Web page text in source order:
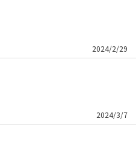
2024/2/29
2024/3/7